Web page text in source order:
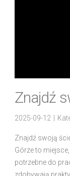
Znajdź
2025-09-12 |
Znajdź swoją
Górze to
potrzebne do
zdobywają